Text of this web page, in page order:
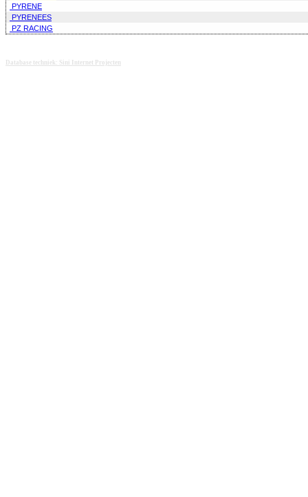
PYRENE
PYRENEES
PZ RACING
Database techniek: Sini Internet Projecten